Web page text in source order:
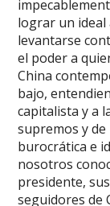
lograr un ideal
levantarse
el poder a
China
bajo,
capitalista y a
supremos y
burocrática e
nosotros
presidente,
seguidores de